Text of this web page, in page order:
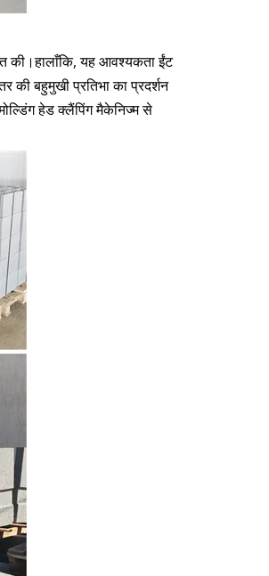
की।हालाँकि, यह आवश्यकता ईंट
बहुमुखी प्रतिभा का प्रदर्शन
हेड क्लैंपिंग मैकेनिज्म से